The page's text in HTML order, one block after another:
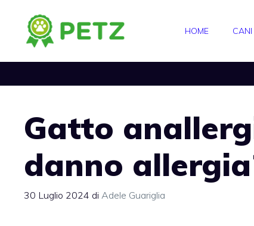
contenuto
HOME CANI
Gatto
danno
30 Luglio 2024 di Adele Guariglia